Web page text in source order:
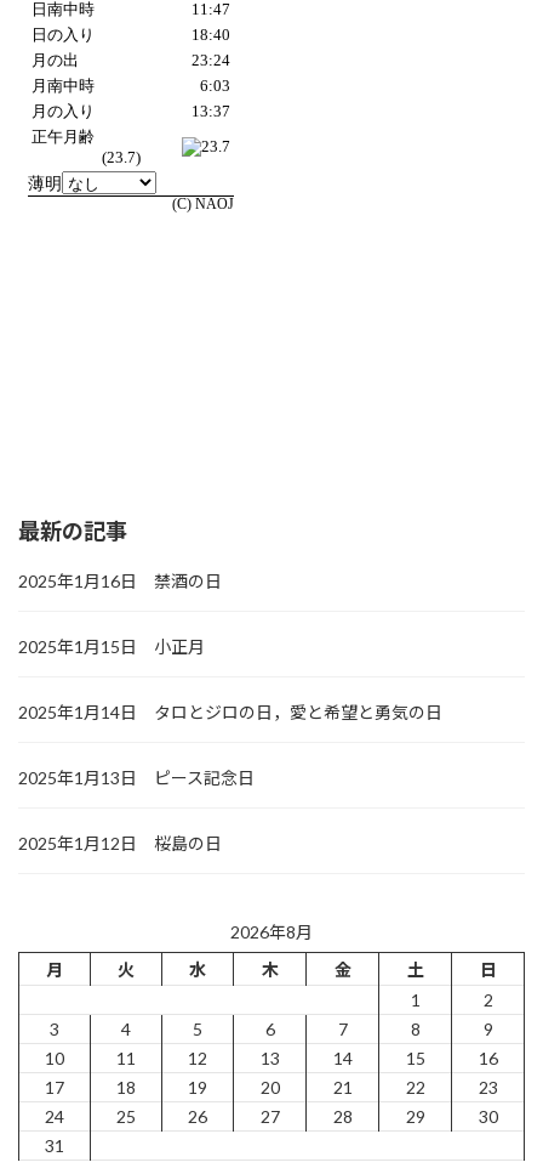
最新の記事
2025年1月16日 禁酒の日
2025年1月15日 小正月
2025年1月14日 タロとジロの日，愛と希望と勇気の日
2025年1月13日 ピース記念日
2025年1月12日 桜島の日
2026年8月
月
火 水 木 金 土
日
1
2
3
4 5 6 7 8
9
10
11 12 13 14 15
16
17
18 19 20 21 22
23
24
25 26 27 28 29
30
31